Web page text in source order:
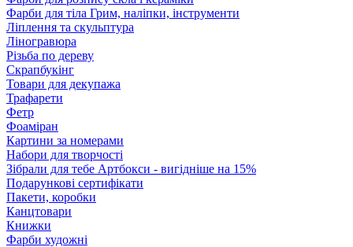
Фарби для тіла Грим, наліпки, інструменти
Ліплення та скульптура
Ліногравюра
Різьба по дереву
Скрапбукінг
Товари для декупажа
Трафарети
Фетр
Фоаміран
Картини за номерами
Набори для творчості
Зібрали для тебе Артбокси - вигідніше на 15%
Подарункові сертифікати
Пакети, коробки
Канцтовари
Книжки
Фарби художні